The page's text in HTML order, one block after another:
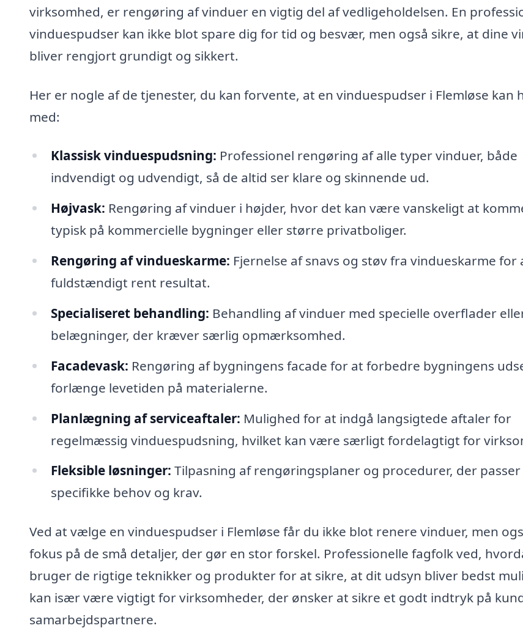
virksomhed, er rengøring af vinduer en vigtig del af vedligeholdelsen. En
vinduespudser kan ikke blot spare dig for tid og besvær, men også sikre, at dine
bliver rengjort grundigt og sikkert.
Her er nogle af de tjenester, du kan forvente, at en vinduespudser i Flemløse kan
med:
Klassisk vinduespudsning: Professionel rengøring af alle typer vinduer, både
indvendigt og udvendigt, så de altid ser klare og skinnende ud.
Højvask: Rengøring af vinduer i højder, hvor det kan være vanskeligt at
typisk på kommercielle bygninger eller større privatboliger.
Rengøring af vindueskarme: Fjernelse af snavs og støv fra vindueskarme for
fuldstændigt rent resultat.
Specialiseret behandling: Behandling af vinduer med specielle overflader
belægninger, der kræver særlig opmærksomhed.
Facadevask: Rengøring af bygningens facade for at forbedre bygningens
forlænge levetiden på materialerne.
Planlægning af serviceaftaler: Mulighed for at indgå langsigtede aftaler for
regelmæssig vinduespudsning, hvilket kan være særligt fordelagtigt for
Fleksible løsninger: Tilpasning af rengøringsplaner og procedurer, der
specifikke behov og krav.
Ved at vælge en vinduespudser i Flemløse får du ikke blot renere vinduer, men
fokus på de små detaljer, der gør en stor forskel. Professionelle fagfolk ved,
bruger de rigtige teknikker og produkter for at sikre, at dit udsyn bliver bedst
kan især være vigtigt for virksomheder, der ønsker at sikre et godt indtryk på
samarbejdspartnere.